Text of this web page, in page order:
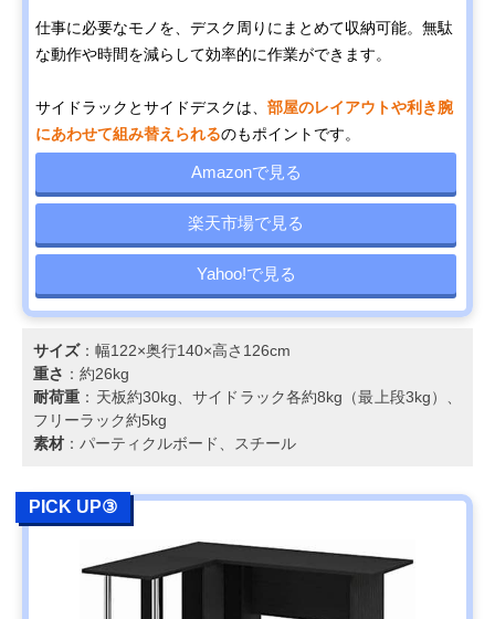
仕事に必要なモノを、デスク周りにまとめて収納可能。無駄
な動作や時間を減らして効率的に作業ができます。
サイドラックとサイドデスクは、 部屋のレイアウトや利き腕
にあわせて組み替えられるのもポイントです。
Amazonで見る
楽天市場で見る
Yahoo!で見る
サイズ：幅122×奥行140×高さ126cm
重さ ：約26kg
耐荷重 ：天板約30kg、サイドラック各約8kg（最上段3kg）、
フリーラック約5kg
素材 ：パーティクルボード、スチール
PICK UP③